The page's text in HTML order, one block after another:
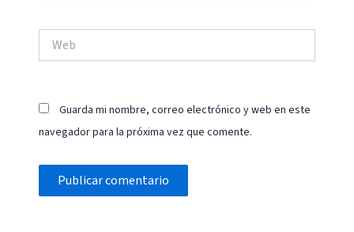
Web
Guarda mi nombre, correo electrónico y web en este
navegador para la próxima vez que comente.